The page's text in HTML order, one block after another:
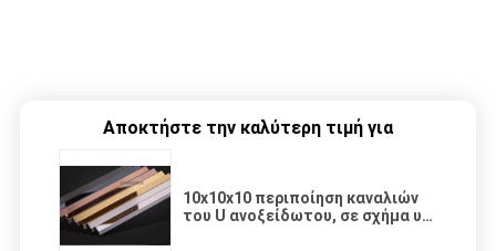
Αποκτήστε την καλύτερη τιμή για
10x10x10 περιποίηση καναλιών
του U ανοξείδωτου, σε σχήμα υ